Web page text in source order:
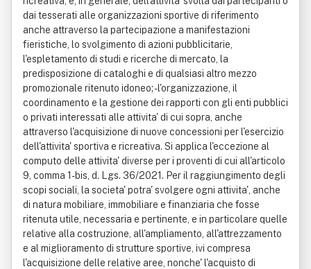
dai tesserati alle organizzazioni sportive di riferimento
anche attraverso la partecipazione a manifestazioni
fieristiche, lo svolgimento di azioni pubblicitarie,
l'espletamento di studi e ricerche di mercato, la
predisposizione di cataloghi e di qualsiasi altro mezzo
promozionale ritenuto idoneo; - l'organizzazione, il
coordinamento e la gestione dei rapporti con gli enti pubblici
o privati interessati alle attivita' di cui sopra, anche
attraverso l'acquisizione di nuove concessioni per l'esercizio
dell'attivita' sportiva e ricreativa. Si applica l'eccezione al
computo delle attivita' diverse per i proventi di cui all'articolo
9, comma 1-bis, d. Lgs. 36/2021. Per il raggiungimento degli
scopi sociali, la societa' potra' svolgere ogni attivita', anche
di natura mobiliare, immobiliare e finanziaria che fosse
ritenuta utile, necessaria e pertinente, e in particolare quelle
relative alla costruzione, all'ampliamento, all'attrezzamento
e al miglioramento di strutture sportive, ivi compresa
l'acquisizione delle relative aree, nonche' l'acquisto di